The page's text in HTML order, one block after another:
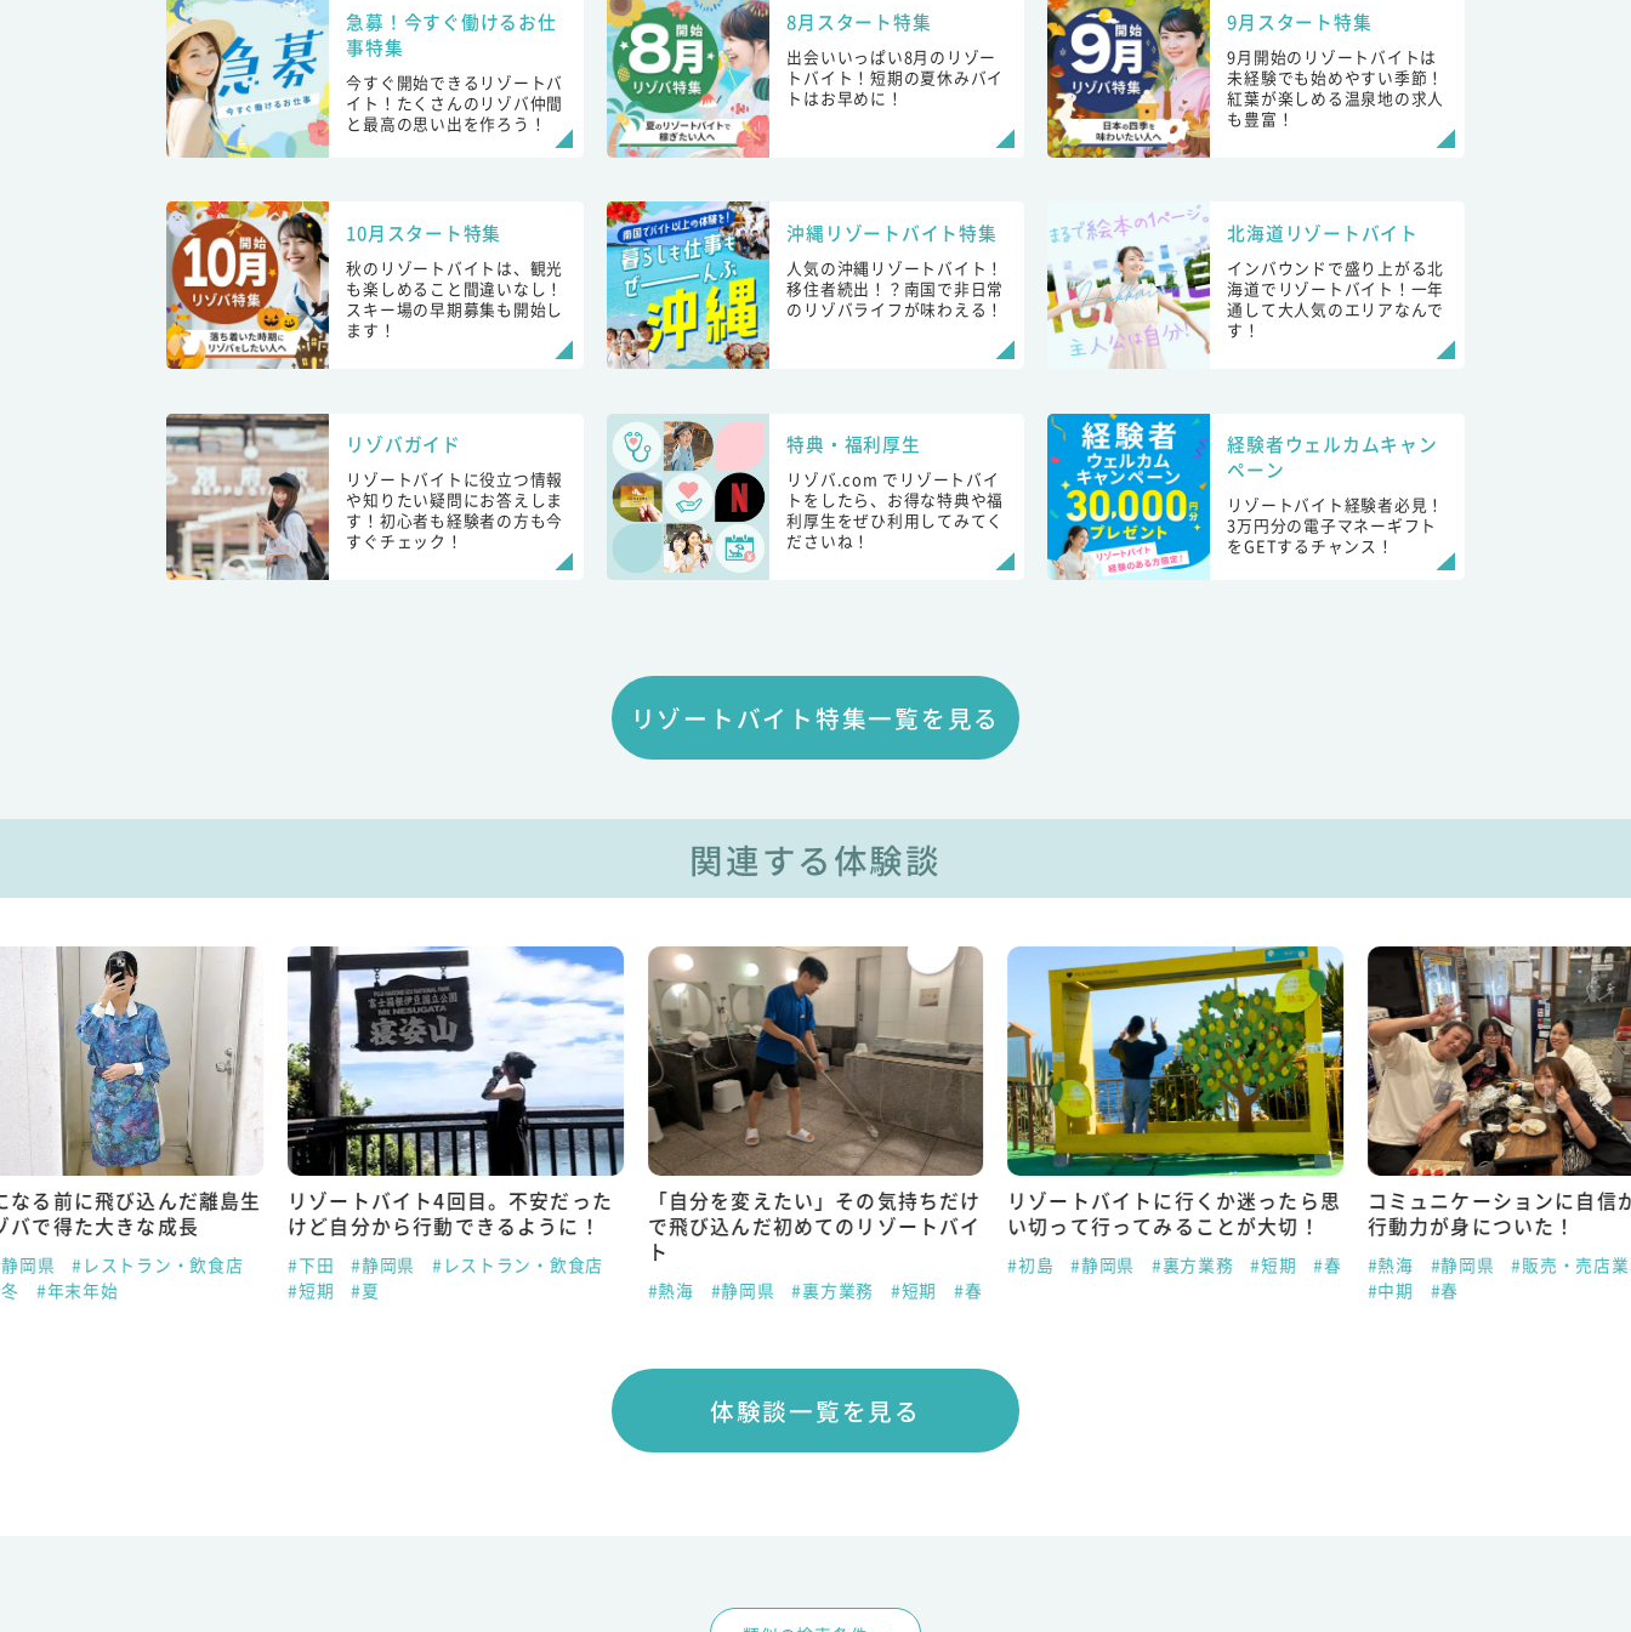
急募！今すぐ働けるお仕
事特集
今すぐ開始できるリゾートバ
イト！たくさんのリゾバ仲間
と最高の思い出を作ろう！
8月スタート特集
出会いいっぱい8月のリゾー
トバイト！短期の夏休みバイ
トはお早めに！
9月スタート特集
9月開始のリゾートバイトは
未経験でも始めやすい季節！
紅葉が楽しめる温泉地の求人
も豊富！
10月スタート特集
秋のリゾートバイトは、観光
も楽しめること間違いなし！
スキー場の早期募集も開始し
ます！
沖縄リゾートバイト特集
人気の沖縄リゾートバイト！
移住者続出！？南国で非日常
のリゾバライフが味わえる！
北海道リゾートバイト
インバウンドで盛り上がる北
海道でリゾートバイト！一年
通して大人気のエリアなんで
す！
リゾバガイド
リゾートバイトに役立つ情報
や知りたい疑問にお答えしま
す！初心者も経験者の方も今
すぐチェック！
特典・福利厚生
リゾバ.com でリゾートバイ
トをしたら、お得な特典や福
利厚生をぜひ利用してみてく
ださいね！
経験者ウェルカムキャン
ペーン
リゾートバイト経験者必見！
3万円分の電子マネーギフト
をGETするチャンス！
リゾートバイト特集一覧を見る
関連する体験談
なる前に飛び込んだ離島生
バで得た大きな成長
岡県
#レストラン・飲食店
#年末年始
リゾートバイト4回目。不安だった
けど自分から行動できるように！
#下田 #静岡県
#レストラン・飲食店
#短期
#夏
「自分を変えたい」その気持ちだけ
で飛び込んだ初めてのリゾートバイ
ト
#熱海 #静岡県 #裏方業務 #短期 #春
リゾートバイトに行くか迷ったら思
い切って行ってみることが大切！
#初島 #静岡県 #裏方業務 #短期 #春
コミュニケーションに自信
行動力が身についた！
#熱海 #静岡県
#販売・売店
#中期
#春
体験談一覧を見る